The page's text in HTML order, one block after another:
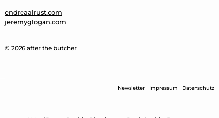
endreaalrust.com
jeremyglogan.com
© 2026 after the butcher
Newsletter | Impressum | Datenschutz